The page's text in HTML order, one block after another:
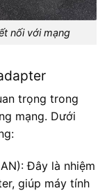
nối với mạng
trọng trong
mạng. Dưới
Đây là nhiệm
giúp máy tính